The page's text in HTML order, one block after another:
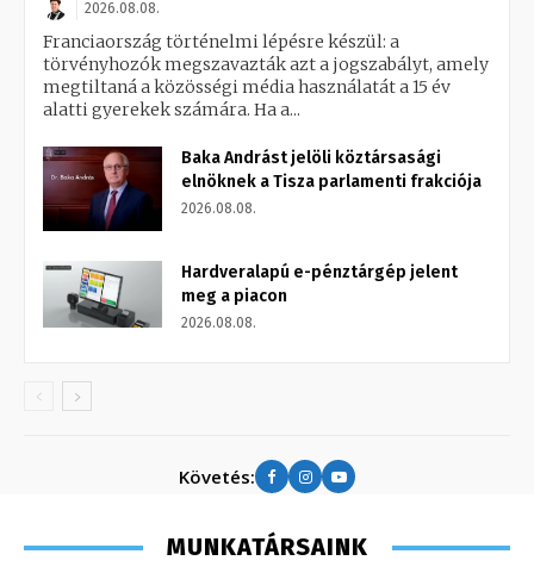
2026.08.08.
Franciaország történelmi lépésre készül: a
törvényhozók megszavazták azt a jogszabályt, amely
megtiltaná a közösségi média használatát a 15 év
alatti gyerekek számára. Ha a...
Baka Andrást jelöli köztársasági
elnöknek a Tisza parlamenti frakciója
2026.08.08.
Hardveralapú e-pénztárgép jelent
meg a piacon
2026.08.08.
Követés:
MUNKATÁRSAINK